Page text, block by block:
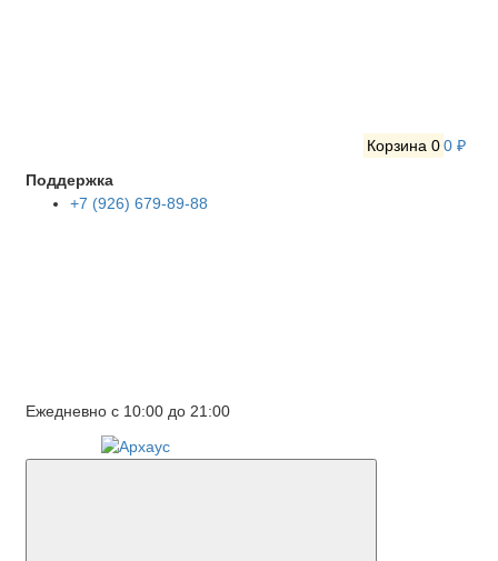
Корзина 00 ₽
Поддержка
+7 (926) 679-89-88
Ежедневно с 10:00 до 21:00